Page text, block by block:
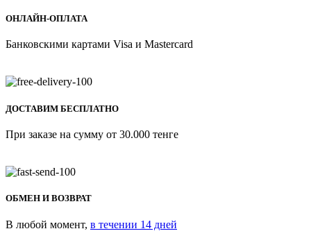
ОНЛАЙН-ОПЛАТА
Банковскими картами Visa и Mastercard
ДОСТАВИМ БЕСПЛАТНО
При заказе на сумму от 30.000 тенге
ОБМЕН И ВОЗВРАТ
В любой момент, в течении 14 дней